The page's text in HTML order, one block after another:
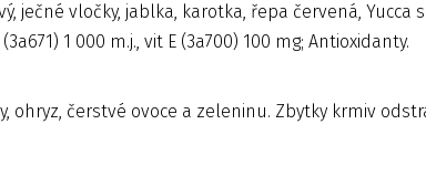
ječné vločky, jablka, karotka, řepa červená, Yucca
1 000 m.j., vit E (3a700) 100 mg; Antioxidanty.
čerstvé ovoce a zeleninu. Zbytky krmiv